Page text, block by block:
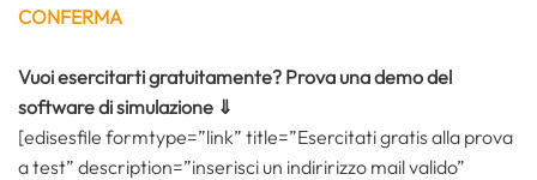
CONFERMA
Vuoi esercitarti gratuitamente? Prova una demo del
software di simulazione ⇓
[edisesfile formtype=”link” title=”Esercitati gratis alla prova
a test” description=”inserisci un indiririzzo mail valido”